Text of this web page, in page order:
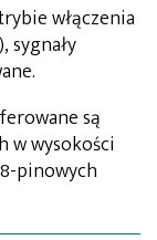
włączenia
sygnały
są
w wysokości
pinowych